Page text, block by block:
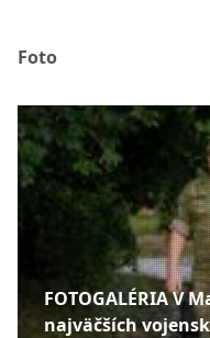
Foto
FOTOGALÉRIA V
najväčších